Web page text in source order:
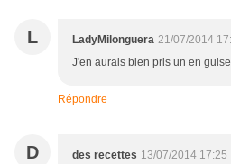
L LadyMilonguera 21/07/2014
J'en aurais bien pris un en
Répondre
D des recettes 13/07/2014 17:25